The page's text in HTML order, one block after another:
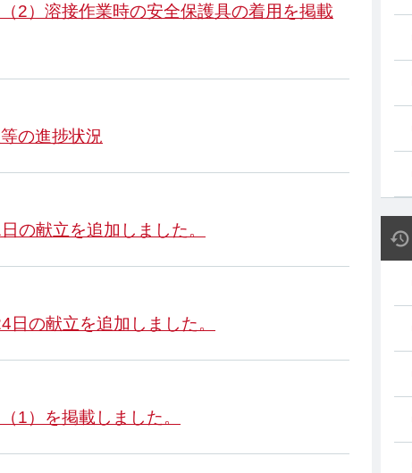
2）溶接作業時の安全保護具の着用を掲載
の進捗状況
の献立を追加しました。
の献立を追加しました。
1）を掲載しました。